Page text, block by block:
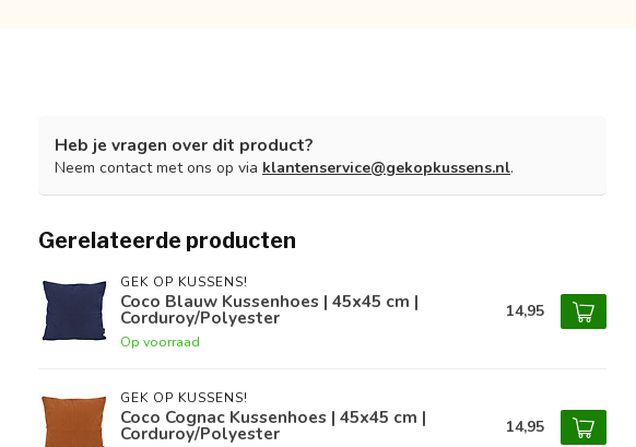
Heb je vragen over dit product?
Neem contact met ons op via klantenservice@gekopkussens.nl.
Gerelateerde producten
GEK OP KUSSENS!
Coco Blauw Kussenhoes | 45x45 cm |
Corduroy/Polyester
Op voorraad
14,95
GEK OP KUSSENS!
Coco Cognac Kussenhoes | 45x45 cm |
Corduroy/Polyester 14,95